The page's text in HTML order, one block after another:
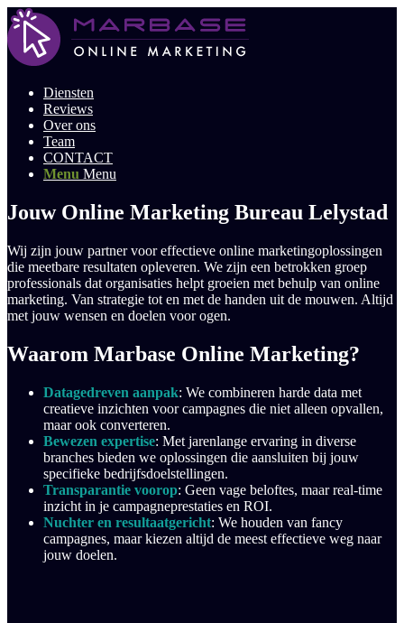
Diensten
Reviews
Over ons
Team
CONTACT
Menu Menu
Jouw Online Marketing Bureau Lelystad
Wij zijn jouw partner voor effectieve online marketingoplossingen
die meetbare resultaten opleveren. We zijn een betrokken groep
professionals dat organisaties helpt groeien met behulp van online
marketing. Van strategie tot en met de handen uit de mouwen. Altijd
met jouw wensen en doelen voor ogen.
Waarom Marbase Online Marketing?
Datagedreven aanpak: We combineren harde data met
creatieve inzichten voor campagnes die niet alleen opvallen,
maar ook converteren.
Bewezen expertise: Met jarenlange ervaring in diverse
branches bieden we oplossingen die aansluiten bij jouw
specifieke bedrijfsdoelstellingen.
Transparantie voorop: Geen vage beloftes, maar real-time
inzicht in je campagneprestaties en ROI.
Nuchter en resultaatgericht: We houden van fancy
campagnes, maar kiezen altijd de meest effectieve weg naar
jouw doelen.